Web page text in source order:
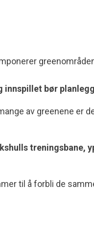
bør
av greenene er
til å forbli de